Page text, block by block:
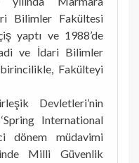
Bilimler Fakültesi
yaptı ve 1988’de
ve İdari Bilimler
Fakülteyi
Devletleri’nin
International
dönem müdavimi
Milli Güvenlik